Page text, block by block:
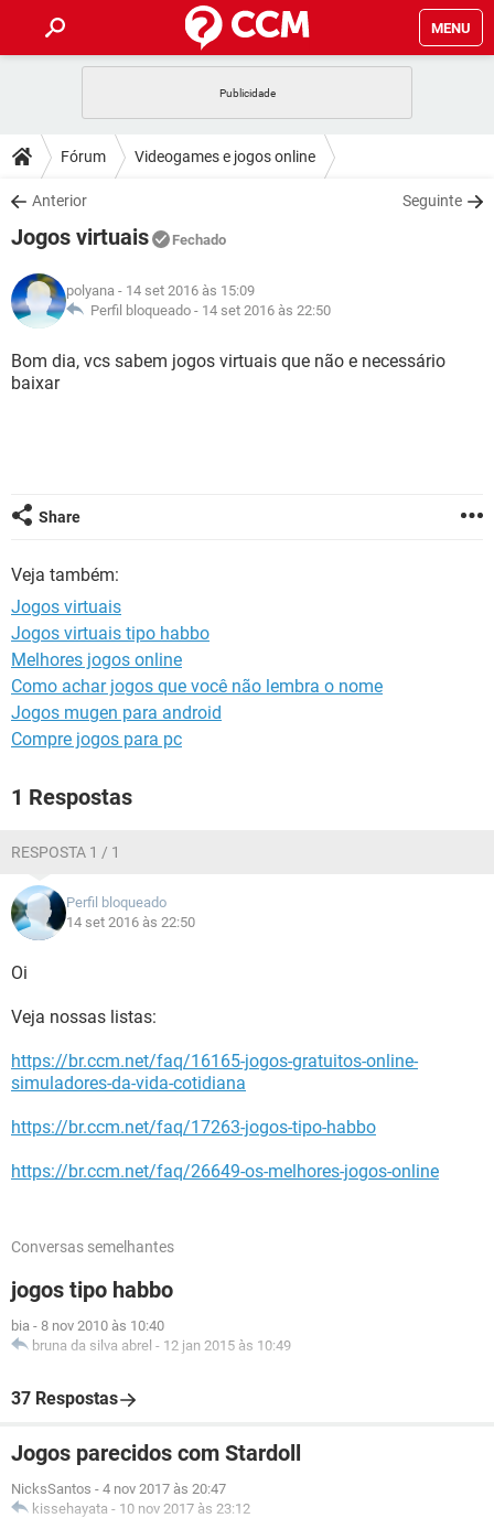
MENU
CELULAR FACEBOOK
OUTLOOK
INSTAGRAM
GUIA DE COMPRAS
DICAS
JOGOS WHATSAPP
INSTAGRAM
GUIA DE COMPRAS
DOWNLOADS
JOGOS
CELULAR
OUTLOOK EXCEL
INSTAGRAM GMAIL
GUIA DE COMPRAS
FÓRUM
JOGOS
CELULAR
OUTLOOK EXCEL
GLOSSÁRIO
JOGOS WHATSAPP
CELULAR
GUIA DE COMPRAS
Fórum Videogames e jogos online
Anterior Seguinte
Jogos virtuais Fechado
polyana - 14 set 2016 às 15:09
Perfil bloqueado - 14 set 2016 às 22:50
Bom dia, vcs sabem jogos virtuais que não e necessário
baixar
Share
Veja também:
Jogos virtuais
Jogos virtuais tipo habbo
Melhores jogos online
Como achar jogos que você não lembra o nome
Jogos mugen para android
Compre jogos para pc
1 Respostas
RESPOSTA 1 / 1
Perfil bloqueado
14 set 2016 às 22:50
Oi
Veja nossas listas:
https://br.ccm.net/faq/16165-jogos-gratuitos-online-
simuladores-da-vida-cotidiana
https://br.ccm.net/faq/17263-jogos-tipo-habbo
https://br.ccm.net/faq/26649-os-melhores-jogos-online
Conversas semelhantes
jogos tipo habbo
bia - 8 nov 2010 às 10:40
bruna da silva abrel - 12 jan 2015 às 10:49
37 Respostas
Jogos parecidos com Stardoll
NicksSantos - 4 nov 2017 às 20:47
kissehayata - 10 nov 2017 às 23:12